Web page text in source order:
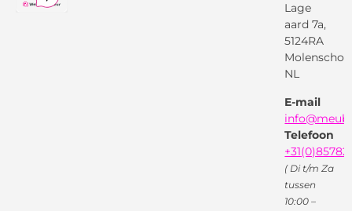
Garantievoorwaarden
Privacybeleid
Lage
aard 7a,
5124RA
Molenschot
NL
E-mail
Telefoon
( Di t/m Za
tussen
10:00 –